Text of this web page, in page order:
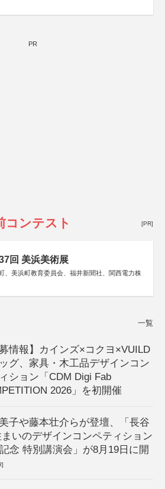
PR
コンテスト [PR]
回 美浜美術展
、美浜町教育委員会、福井新聞社、関西電力株
一覧
募情報】カインズ×コクヨ×VUILD
グ、家具・木工品デザインコン
ション「CDM Digi Fab
2026」を初開催
子や藤本壮介らが登壇、「長谷
いのデザインコンペティション
念 特別講演会」が8月19日に開